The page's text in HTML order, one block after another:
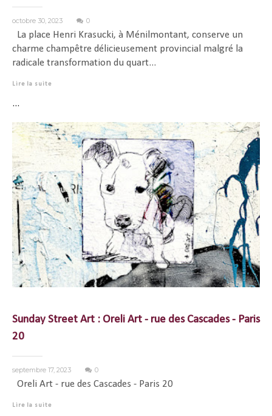
octobre 30, 2023 0
La place Henri Krasucki, à Ménilmontant, conserve un
charme champêtre délicieusement provincial malgré la
radicale transformation du quart...
Lire la suite
...
Sunday Street Art : Oreli Art - rue des Cascades - Paris
20
septembre 17, 2023 0
Oreli Art - rue des Cascades - Paris 20
Lire la suite